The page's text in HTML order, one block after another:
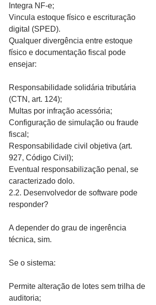
Integra NF-e;
Vincula estoque físico e escrituração
digital (SPED).
Qualquer divergência entre estoque
físico e documentação fiscal pode
ensejar:
Responsabilidade solidária tributária
(CTN, art. 124);
Multas por infração acessória;
Configuração de simulação ou fraude
fiscal;
Responsabilidade civil objetiva (art.
927, Código Civil);
Eventual responsabilização penal, se
caracterizado dolo.
2.2. Desenvolvedor de software pode
responder?
A depender do grau de ingerência
técnica, sim.
Se o sistema:
Permite alteração de lotes sem trilha de
auditoria;